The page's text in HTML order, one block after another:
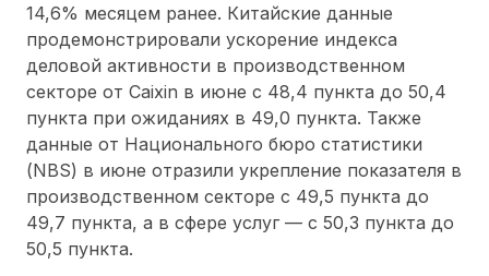
14,6% месяцем ранее. Китайские данные
продемонстрировали ускорение индекса
деловой активности в производственном
секторе от Caixin в июне с 48,4 пункта до 50,4
пункта при ожиданиях в 49,0 пункта. Также
данные от Национального бюро статистики
(NBS) в июне отразили укрепление показателя в
производственном секторе с 49,5 пункта до
49,7 пункта, а в сфере услуг — с 50,3 пункта до
50,5 пункта.